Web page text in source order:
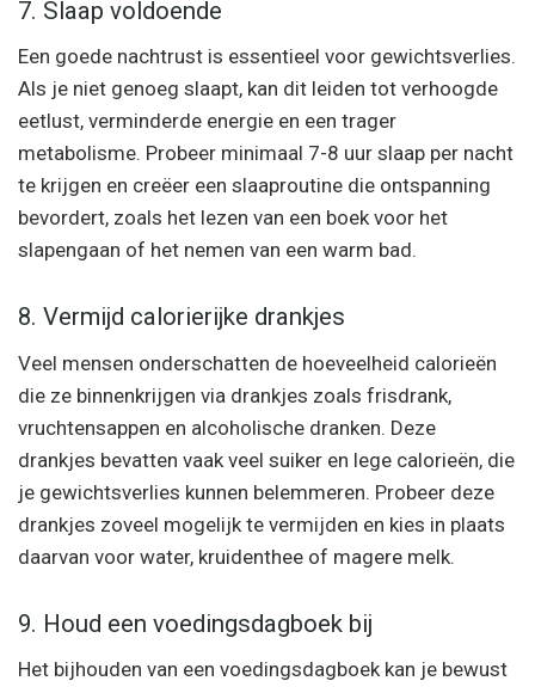
7. Slaap voldoende
Een goede nachtrust is essentieel voor gewichtsverlies.
Als je niet genoeg slaapt, kan dit leiden tot verhoogde
eetlust, verminderde energie en een trager
metabolisme. Probeer minimaal 7-8 uur slaap per nacht
te krijgen en creëer een slaaproutine die ontspanning
bevordert, zoals het lezen van een boek voor het
slapengaan of het nemen van een warm bad.
8. Vermijd calorierijke drankjes
Veel mensen onderschatten de hoeveelheid calorieën
die ze binnenkrijgen via drankjes zoals frisdrank,
vruchtensappen en alcoholische dranken. Deze
drankjes bevatten vaak veel suiker en lege calorieën, die
je gewichtsverlies kunnen belemmeren. Probeer deze
drankjes zoveel mogelijk te vermijden en kies in plaats
daarvan voor water, kruidenthee of magere melk.
9. Houd een voedingsdagboek bij
Het bijhouden van een voedingsdagboek kan je bewust